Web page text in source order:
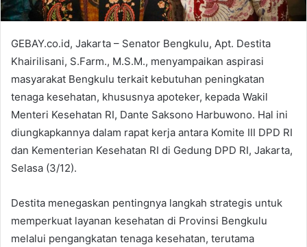
GEBAY.co.id, Jakarta – Senator Bengkulu, Apt. Destita
Khairilisani, S.Farm., M.S.M., menyampaikan aspirasi
masyarakat Bengkulu terkait kebutuhan peningkatan
tenaga kesehatan, khususnya apoteker, kepada Wakil
Menteri Kesehatan RI, Dante Saksono Harbuwono. Hal ini
diungkapkannya dalam rapat kerja antara Komite III DPD RI
dan Kementerian Kesehatan RI di Gedung DPD RI, Jakarta,
Selasa (3/12).
Destita menegaskan pentingnya langkah strategis untuk
memperkuat layanan kesehatan di Provinsi Bengkulu
melalui pengangkatan tenaga kesehatan, terutama